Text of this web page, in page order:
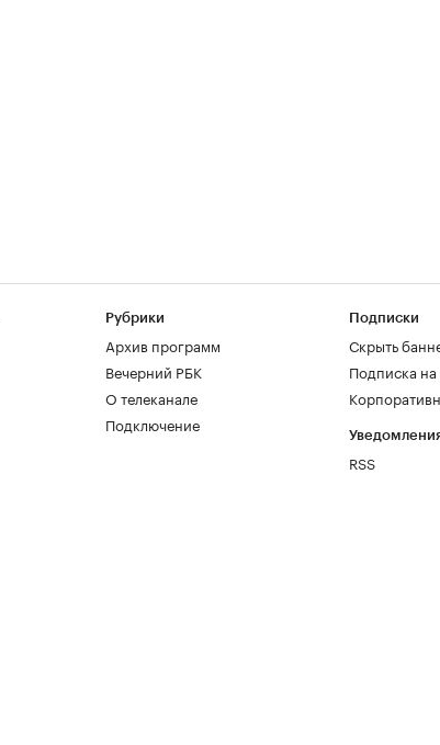
Рубрики
Архив программ
Вечерний РБК
О телеканале
Подключение
Подписки
Скрыть
Подписка
RSS